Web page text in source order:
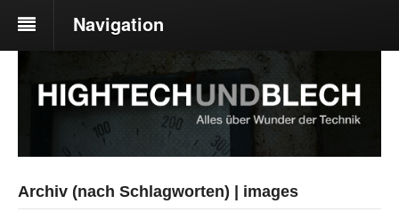
Navigation
Archiv (nach Schlagworten) | images